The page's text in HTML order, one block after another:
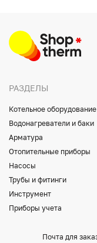
РАЗДЕЛЫ
Котельное оборудование
Водонагреватели и баки
Арматура
Отопительные приборы
Насосы
Трубы и фитинги
Инструмент
Приборы учета
Почта для